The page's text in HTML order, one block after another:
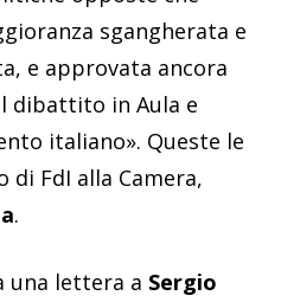
sgangherata e
e approvata ancora
dibattito in Aula e
italiano». Queste le
FdI alla Camera,
.
una lettera a Sergio